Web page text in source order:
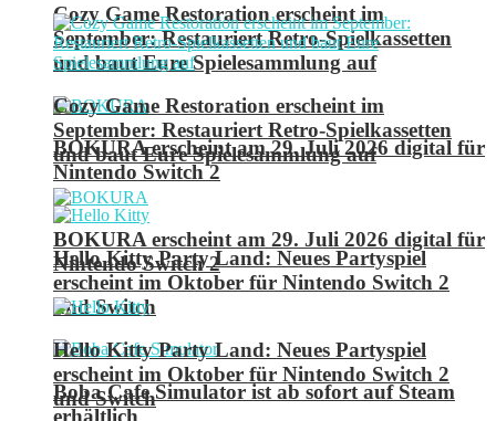
Cozy Game Restoration erscheint im
September: Restauriert Retro-Spielkassetten
und baut Eure Spielesammlung auf
BOKURA erscheint am 29. Juli 2026 digital für
Nintendo Switch 2
Hello Kitty Party Land: Neues Partyspiel
erscheint im Oktober für Nintendo Switch 2
und Switch
Boba Cafe Simulator ist ab sofort auf Steam
erhältlich
Cozy Game Restoration erscheint im
September: Restauriert Retro-Spielkassetten
und baut Eure Spielesammlung auf
BOKURA erscheint am 29. Juli 2026 digital für
Nintendo Switch 2
Hello Kitty Party Land: Neues Partyspiel
erscheint im Oktober für Nintendo Switch 2
und Switch